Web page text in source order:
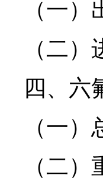
（一
（二
四、六
（一
（二